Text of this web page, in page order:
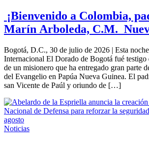
¡Bienvenido a Colombia,
Marín Arboleda, C.M.
Bogotá, D.C., 30 de julio de 2026 | Esta
Internacional El Dorado de Bogotá fué testigo
de un misionero que ha entregado gran parte
del Evangelio en Papúa Nueva Guinea. El
san Vicente de Paúl y oriundo de […]
Noticias